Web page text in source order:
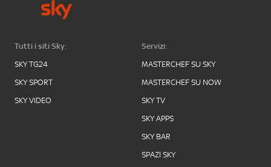
Tutti i siti Sky:
SKY TG24
SKY SPORT
SKY VIDEO
Servizi:
MASTERCHEF SU SKY
MASTERCHEF SU NOW
SKY TV
SKY APPS
SKY BAR
SPAZI SKY